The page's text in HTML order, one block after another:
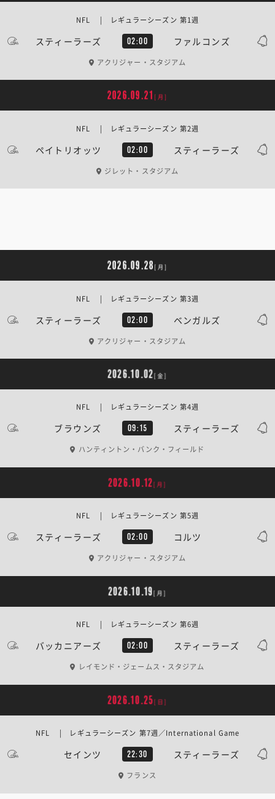
スティーラーズ 02:00 ファルコンズ
NFL | レギュラーシーズン 第1週
アクリジャー・スタジアム
2026.09.21 [月]
ペイトリオッツ 02:00 スティーラーズ
NFL | レギュラーシーズン 第2週
ジレット・スタジアム
2026.09.28 [月]
スティーラーズ 02:00 ベンガルズ
NFL | レギュラーシーズン 第3週
アクリジャー・スタジアム
2026.10.02[金]
ブラウンズ 09:15 スティーラーズ
NFL | レギュラーシーズン 第4週
ハンティントン・バンク・フィールド
2026.10.12[月]
スティーラーズ 02:00 コルツ
NFL | レギュラーシーズン 第5週
アクリジャー・スタジアム
2026.10.19[月]
バッカニアーズ 02:00 スティーラーズ
NFL | レギュラーシーズン 第6週
レイモンド・ジェームス・スタジアム
2026.10.25[日]
セインツ 22:30 スティーラーズ
NFL | レギュラーシーズン 第7週／International Game
フランス